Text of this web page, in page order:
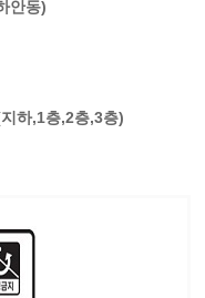
안동)
하,1층,2층,3층)